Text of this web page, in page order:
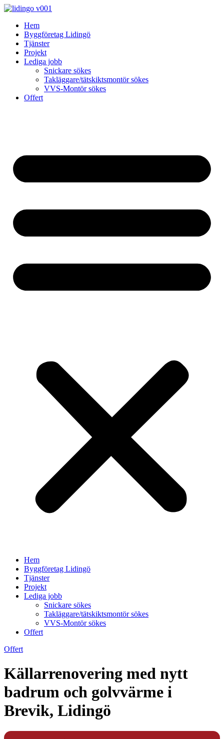
Skip
contentHem
Byggföretag Lidingö
Tjänster
Projekt
Lediga jobb
Snickare sökes
Takläggare/tätskiktsmontör sökes
VVS-Montör sökes
Offert
Hem
Byggföretag Lidingö
Tjänster
Projekt
Lediga jobb
Snickare sökes
Takläggare/tätskiktsmontör sökes
VVS-Montör sökes
Offert
Offert
Källarrenovering med nytt
badrum och golvvärme i
Brevik, Lidingö